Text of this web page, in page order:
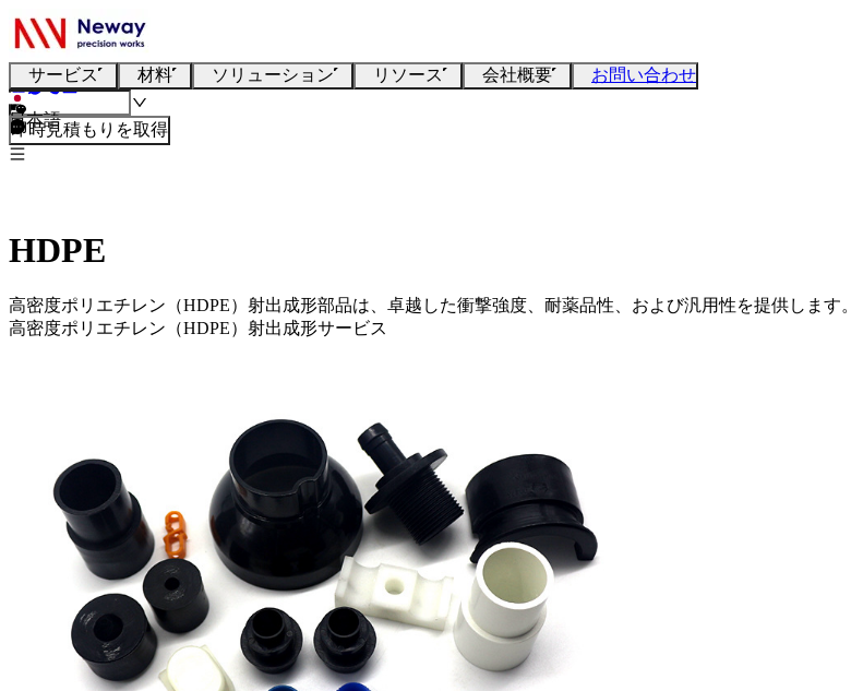
サービス 材料 ソリューション リソース 会社概要 お問い合わせ
日本語
即時見積もりを取得
HDPE
高密度ポリエチレン（HDPE）射出成形部品は、卓越した衝撃強度、耐薬品性、および汎用性を提供します。
高密度ポリエチレン（HDPE）射出成形サービス